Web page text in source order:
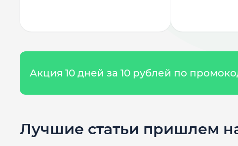
Акция 10 дней за 10 рублей по
Лучшие статьи пришлем